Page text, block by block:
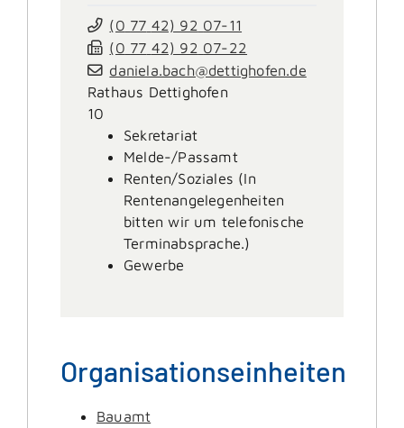
(0 77 42) 92 07-11
(0 77 42) 92 07-22
daniela.bach@dettighofen.de
Rathaus Dettighofen
10
Sekretariat
Melde-/Passamt
Renten/Soziales (In
Rentenangelegenheiten
bitten wir um telefonische
Terminabsprache.)
Gewerbe
Organisationseinheiten
Bauamt